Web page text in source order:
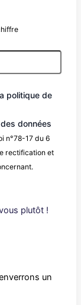
politique de
données
n°78-17 du 6
rectification et
plutôt !
un